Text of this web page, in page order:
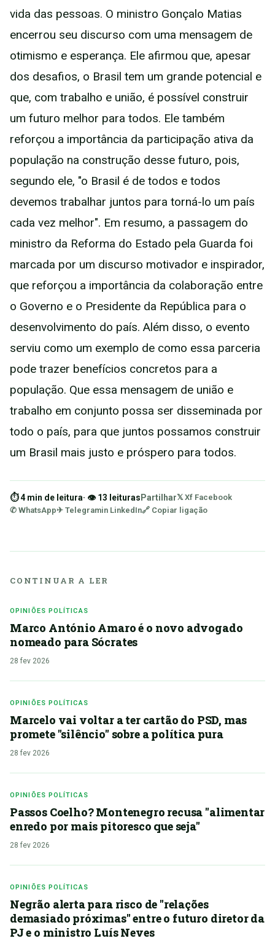
vida das pessoas. O ministro Gonçalo Matias
encerrou seu discurso com uma mensagem de
otimismo e esperança. Ele afirmou que, apesar
dos desafios, o Brasil tem um grande potencial e
que, com trabalho e união, é possível construir
um futuro melhor para todos. Ele também
reforçou a importância da participação ativa da
população na construção desse futuro, pois,
segundo ele, "o Brasil é de todos e todos
devemos trabalhar juntos para torná-lo um país
cada vez melhor". Em resumo, a passagem do
ministro da Reforma do Estado pela Guarda foi
marcada por um discurso motivador e inspirador,
que reforçou a importância da colaboração entre
o Governo e o Presidente da República para o
desenvolvimento do país. Além disso, o evento
serviu como um exemplo de como essa parceria
pode trazer benefícios concretos para a
população. Que essa mensagem de união e
trabalho em conjunto possa ser disseminada por
todo o país, para que juntos possamos construir
um Brasil mais justo e próspero para todos.
⏱ 4 min de leitura· 👁 13 leituras Partilhar𝕏 Xf Facebook
✆ WhatsApp✈ Telegramin LinkedIn🔗 Copiar ligação
CONTINUAR A LER
OPINIÕES POLÍTICAS
Marco António Amaro é o novo advogado
nomeado para Sócrates
28 fev 2026
OPINIÕES POLÍTICAS
Marcelo vai voltar a ter cartão do PSD, mas
promete "silêncio" sobre a política pura
28 fev 2026
OPINIÕES POLÍTICAS
Passos Coelho? Montenegro recusa "alimentar
enredo por mais pitoresco que seja"
28 fev 2026
OPINIÕES POLÍTICAS
Negrão alerta para risco de "relações
demasiado próximas" entre o futuro diretor da
PJ e o ministro Luís Neves